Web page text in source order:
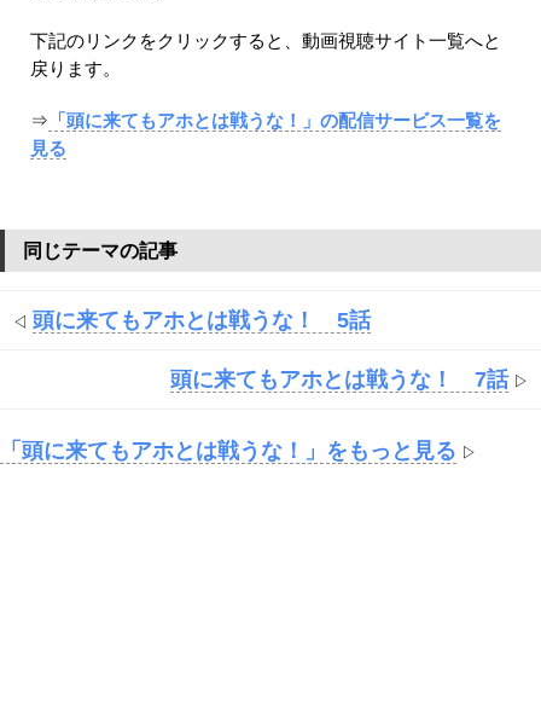
下記のリンクをクリックすると、動画視聴サイト一覧へと
戻ります。
⇒ 「頭に来てもアホとは戦うな！」の配信サービス一覧を
見る
同じテーマの記事
◁ 頭に来てもアホとは戦うな！ 5話
頭に来てもアホとは戦うな！ 7話▷
「頭に来てもアホとは戦うな！」をもっと見る ▷